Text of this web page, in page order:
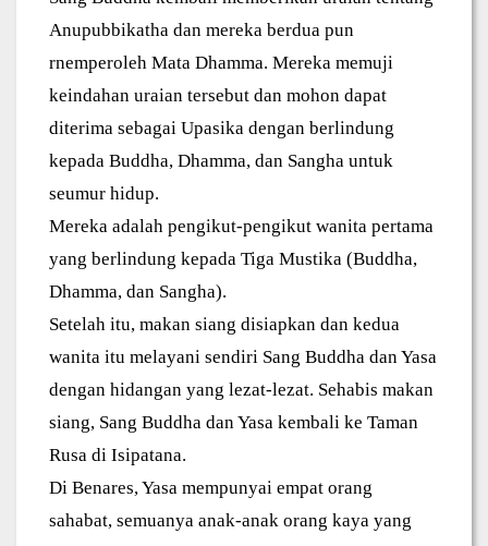
Anupubbikatha dan mereka berdua pun
rnemperoleh Mata Dhamma. Mereka memuji
keindahan uraian tersebut dan mohon dapat
diterima sebagai Upasika dengan berlindung
kepada Buddha, Dhamma, dan Sangha untuk
seumur hidup.
Mereka adalah pengikut-pengikut wanita pertama
yang berlindung kepada Tiga Mustika (Buddha,
Dhamma, dan Sangha).
Setelah itu, makan siang disiapkan dan kedua
wanita itu melayani sendiri Sang Buddha dan Yasa
dengan hidangan yang lezat-lezat. Sehabis makan
siang, Sang Buddha dan Yasa kembali ke Taman
Rusa di Isipatana.
Di Benares, Yasa mempunyai empat orang
sahabat, semuanya anak-anak orang kaya yang